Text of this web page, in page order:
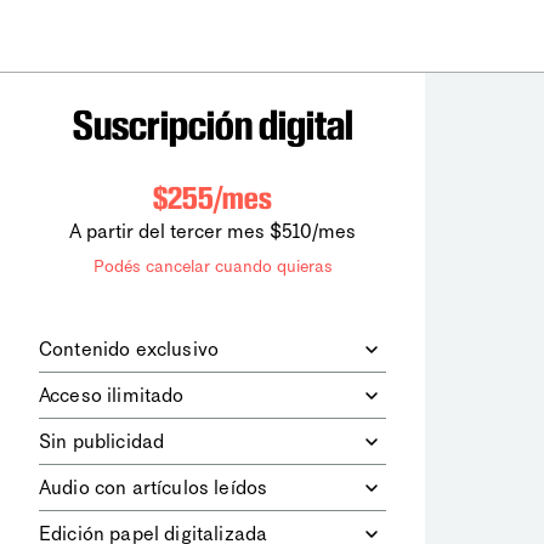
Suscripción digital
$255/mes
A partir del tercer mes $510/mes
Podés cancelar cuando quieras
Contenido exclusivo
digitales dela diaria
los contenidos de Le Monde
diplomatique.
Acceso ilimitado
contenidos.
Sin publicidad
publicitarios.
Audio con artículos leídos
Edición papel digitalizada